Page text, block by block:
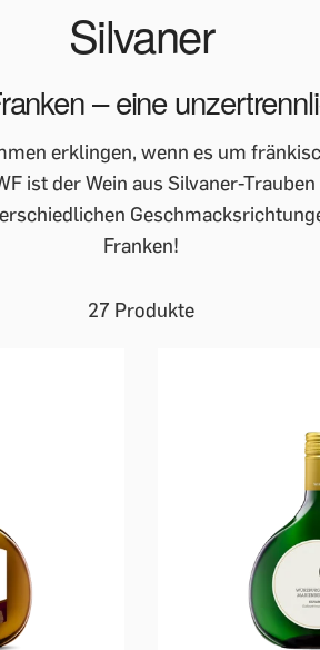
Silvaner
– eine
erklingen, wenn es um
ist der Wein aus Silvaner-
Franken!
27 Produkte